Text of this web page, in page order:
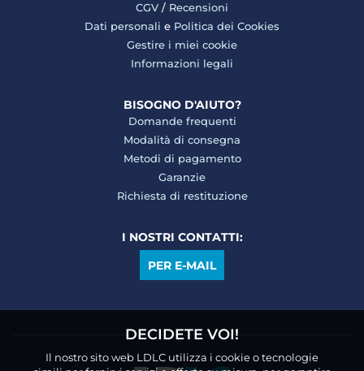
CGV / Recensioni
Dati personali e Politica dei Cookies
Gestire i miei cookie
Informazioni legali
BISOGNO D'AIUTO?
Domande frequenti
Modalità di consegna
Metodi di pagamento
Garanzie
Richiesta di restituzione
I NOSTRI CONTATTI:
PER E-MAIL
DECIDETE VOI!
Il nostro sito web LDLC utilizza i cookie o tecnologie